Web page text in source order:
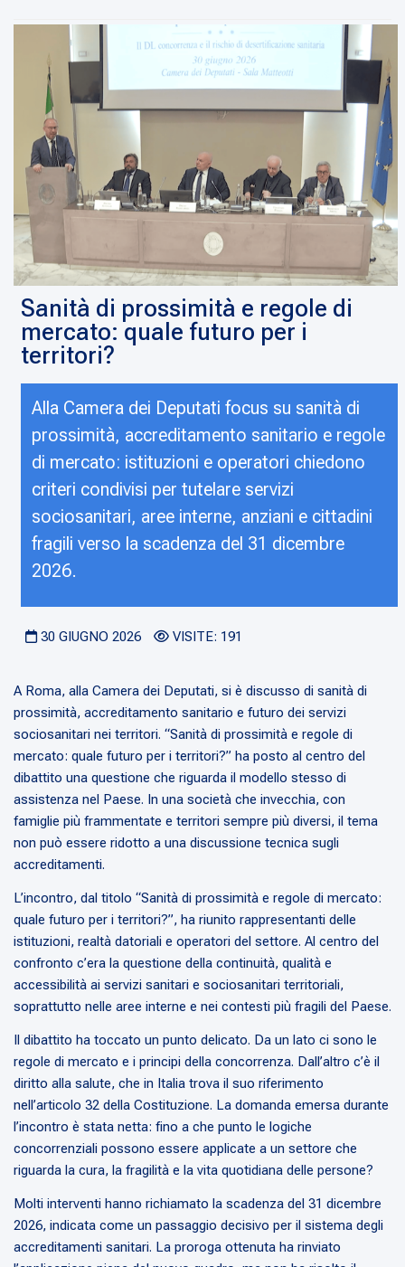
Sanità di prossimità e regole di
mercato: quale futuro per i
territori?
Alla Camera dei Deputati focus su sanità di
prossimità, accreditamento sanitario e regole
di mercato: istituzioni e operatori chiedono
criteri condivisi per tutelare servizi
sociosanitari, aree interne, anziani e cittadini
fragili verso la scadenza del 31 dicembre
2026.
30 GIUGNO 2026 VISITE: 191
A Roma, alla Camera dei Deputati, si è discusso di sanità di
prossimità, accreditamento sanitario e futuro dei servizi
sociosanitari nei territori. “Sanità di prossimità e regole di
mercato: quale futuro per i territori?” ha posto al centro del
dibattito una questione che riguarda il modello stesso di
assistenza nel Paese. In una società che invecchia, con
famiglie più frammentate e territori sempre più diversi, il tema
non può essere ridotto a una discussione tecnica sugli
accreditamenti.
L’incontro, dal titolo “Sanità di prossimità e regole di mercato:
quale futuro per i territori?”, ha riunito rappresentanti delle
istituzioni, realtà datoriali e operatori del settore. Al centro del
confronto c’era la questione della continuità, qualità e
accessibilità ai servizi sanitari e sociosanitari territoriali,
soprattutto nelle aree interne e nei contesti più fragili del Paese.
Il dibattito ha toccato un punto delicato. Da un lato ci sono le
regole di mercato e i principi della concorrenza. Dall’altro c’è il
diritto alla salute, che in Italia trova il suo riferimento
nell’articolo 32 della Costituzione. La domanda emersa durante
l’incontro è stata netta: fino a che punto le logiche
concorrenziali possono essere applicate a un settore che
riguarda la cura, la fragilità e la vita quotidiana delle persone?
Molti interventi hanno richiamato la scadenza del 31 dicembre
2026, indicata come un passaggio decisivo per il sistema degli
accreditamenti sanitari. La proroga ottenuta ha rinviato